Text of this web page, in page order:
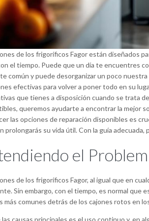
de los frigoríficos Fagor están diseñados
el tiempo. Puede que un día te encuentres
común y puede desorganizar un poco
efectivas para volver a poner todo en su
que tienes a disposición cuando se trata
queremos ayudarte a encontrar la mejor
las opciones de reparación disponibles es
prolongarás su vida útil. Con la guía
el
de los frigoríficos Fagor, al igual que en
Sin embargo, con el tiempo, es normal que
más comunes detrás de los cajones rotos en
las causas principales es el uso continuo y, en